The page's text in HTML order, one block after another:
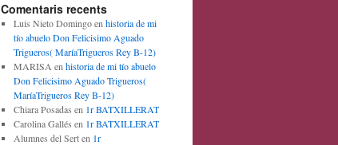
Comentaris recents
Luis Nieto Domingoen historia de mi
tío abuelo Don Felicisimo Aguado
Trigueros( MaríaTrigueros Rey B-12)
MARISA en historia de mi tío abuelo
Don Felicisimo Aguado Trigueros(
MaríaTrigueros Rey B-12)
Chiara Posadas en 1r BATXILLERAT
Carolina Gallés en 1r BATXILLERAT
Alumnes del Serten 1r